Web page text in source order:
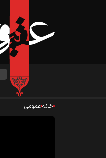
خانهعمومی